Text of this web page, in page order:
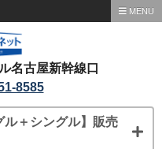
MENU
名古屋新幹線口
8585
ル＋シングル】販売